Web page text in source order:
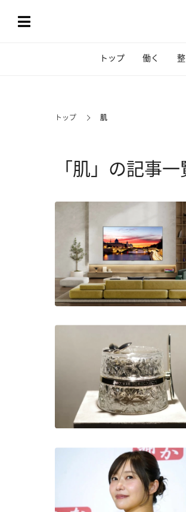
トップ 働く
トップ 肌
「肌」の記事一